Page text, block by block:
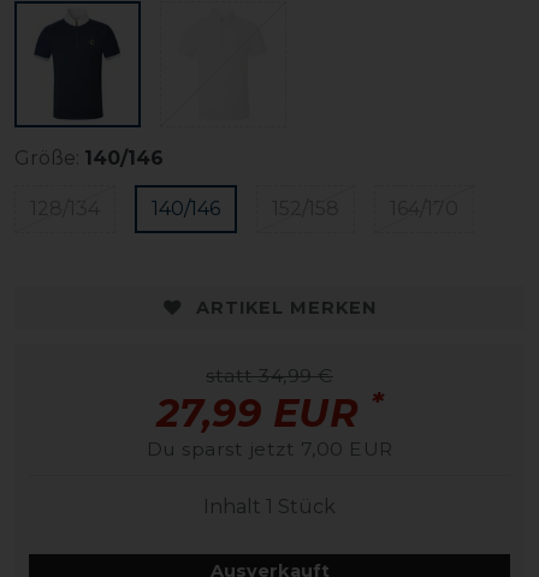
Größe: 140/146
140/146
ARTIKEL MERKEN
statt 34,99 €
27,99 EUR *
Du sparst jetzt 7,00 EUR
Inhalt 1 Stück
Ausverkauft